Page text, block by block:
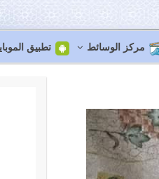
مركز الوسائط تطبيق